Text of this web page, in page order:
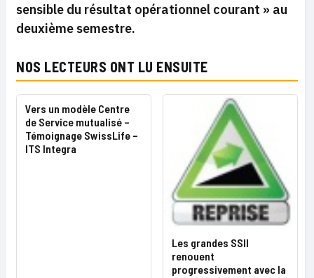
sensible du résultat opérationnel courant » au
deuxième semestre.
NOS LECTEURS ONT LU ENSUITE
Vers un modèle Centre
de Service mutualisé –
Témoignage SwissLife –
ITS Integra
Les grandes SSII
renouent
progressivement avec la